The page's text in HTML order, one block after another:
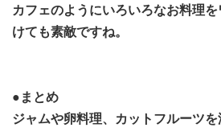
カフェのようにいろいろなお料理
けても素敵ですね。
●まとめ
ジャムや卵料理、カットフルーツ